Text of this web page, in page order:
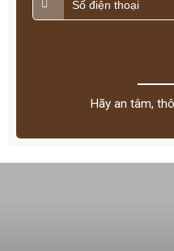
Hãy an tâm,